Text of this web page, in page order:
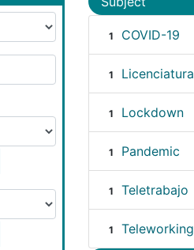
1 COVID-19
1 Licenciatura
1 Lockdown
1 Pandemic
1 Teletrabajo
1 Teleworking